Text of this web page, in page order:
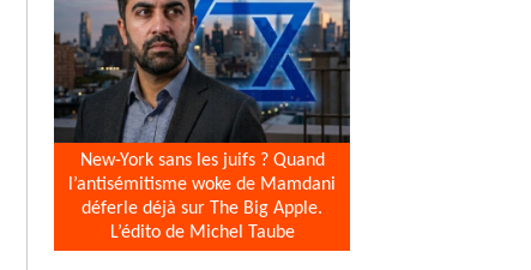
New-York sans les juifs ? Quand
l’antisémitisme woke de Mamdani
déferle déjà sur The Big Apple.
L’édito de Michel Taube